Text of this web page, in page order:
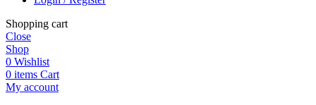
Shopping cart
Close
Shop
0 Wishlist
0 items Cart
My account